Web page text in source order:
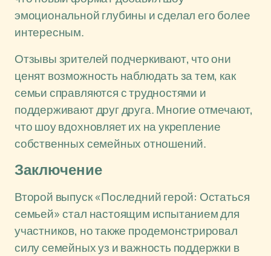
эмоциональной глубины и сделал его более
интересным.
Отзывы зрителей подчеркивают, что они
ценят возможность наблюдать за тем, как
семьи справляются с трудностями и
поддерживают друг друга. Многие отмечают,
что шоу вдохновляет их на укрепление
собственных семейных отношений.
Заключение
Второй выпуск «Последний герой: Остаться
семьей» стал настоящим испытанием для
участников, но также продемонстрировал
силу семейных уз и важность поддержки в